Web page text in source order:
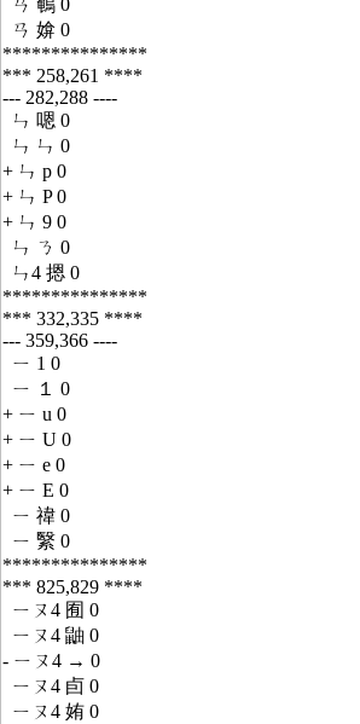
ㄢ 鵪 0
ㄢ 媕 0
***************
*** 258,261 ****
--- 282,288 ----
ㄣ 嗯 0
ㄣ ㄣ 0
+ ㄣ p 0
+ ㄣ P 0
+ ㄣ 9 0
ㄣ ㄋ 0
ㄣ4 摁 0
***************
*** 332,335 ****
--- 359,366 ----
ㄧ 1 0
ㄧ １ 0
+ ㄧ u 0
+ ㄧ U 0
+ ㄧ e 0
+ ㄧ E 0
ㄧ 禕 0
ㄧ 繄 0
***************
*** 825,829 ****
ㄧㄡ4 囿 0
ㄧㄡ4 鼬 0
- ㄧㄡ4 → 0
ㄧㄡ4 卣 0
ㄧㄡ4 姷 0